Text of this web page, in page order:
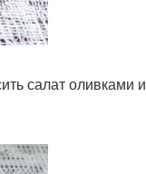
салат оливками и